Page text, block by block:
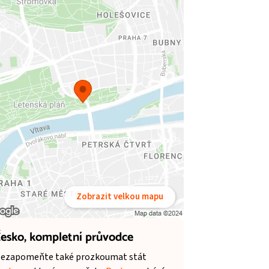
Zobrazit velkou mapu
kompletní průvodce
také prozkoumat stát